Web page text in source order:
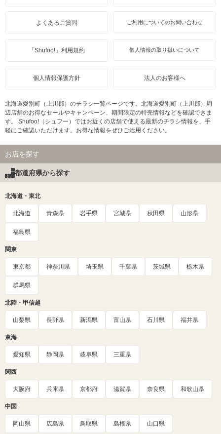
よくあるご質問 ご利用についてのお問い合わせ
「Shufoo!」利用規約 個人情報の取り扱いについて
個人情報保護方針 法人のお客様へ
北海道愛別町（上川郡）のチラシ一覧ページです。北海道愛別町（上川郡）周
辺店舗のお得なセールやキャンペーン、期間限定の特売情報などを確認できま
す。 Shufoo!（シュフー）ではお近くの店舗で使える最新のチラシ情報を、手
軽にご確認いただけます。お得な情報をぜひご活用ください。
お店を探す
都道府県から探す
北海道・東北
北海道 青森県 岩手県 宮城県 秋田県 山形県
福島県
関東
東京都 神奈川県 埼玉県 千葉県 茨城県 栃木県
群馬県
北陸・甲信越
山梨県 長野県 新潟県 富山県 石川県 福井県
東海
愛知県 静岡県 岐阜県 三重県
関西
大阪府 兵庫県 京都府 滋賀県 奈良県 和歌山県
中国
岡山県 広島県 鳥取県 島根県 山口県